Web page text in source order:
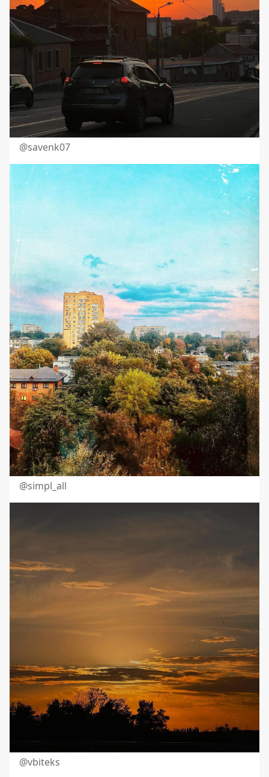
@savenk07
@simpl_all
@vbiteks